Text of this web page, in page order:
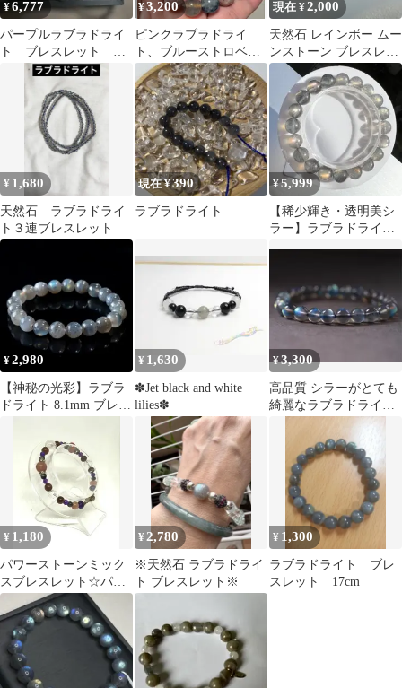
¥6,777
パープルラブラドライ
ト ブレスレット
12mm玉 内周約18.2ミ
¥3,200
ピンクラブラドライ
ト、ブルーストロベリ
ークォーツ、ユニコー
ンストーン 内径約16
現在 ¥2,000
天然石 レインボー ムー
ンストーン ブレスレッ
ト R20z 7.5mm ホワラ
¥ 1,680
天然石 ラブラドライ
ト３連ブレスレット
現在 ¥390
ラブラドライト
¥5,999
【稀少輝き・透明美シ
ラー】ラブラドライ
¥2,980
【神秘の光彩】ラブラ
ドライト 8.1mm ブレス
¥ 1,630
✽Jet black and white
lilies✽
¥3,300
高品質 シラーがとても
綺麗なラブラドライト
ブレスレット 8mm 1巻
¥ 1,180
パワーストーンミック
スブレスレット☆パワ
ーストーンコレクショ
ン
¥ 2,780
※天然石 ラブラドライ
ト ブレスレット※
¥ 1,300
ラブラドライト ブレ
スレット 17cm